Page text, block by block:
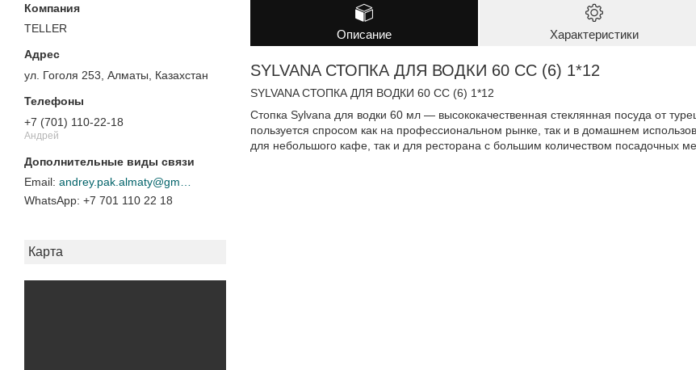
TELLER
ул. Гоголя 253, Алматы, Казахстан
+7 (701) 110-22-18
Андрей
+7 701 110 22 18
Карта
Описание Характеристики
SYLVANA СТОПКА ДЛЯ ВОДКИ 60 CC (6) 1*12
SYLVANA СТОПКА ДЛЯ ВОДКИ 60 CC (6) 1*12
Стопка Sylvana для водки 60 мл — высококачественная стеклянная посуда от
пользуется спросом как на профессиональном рынке, так и в домашнем
для небольшого кафе, так и для ресторана с большим количеством посадочных